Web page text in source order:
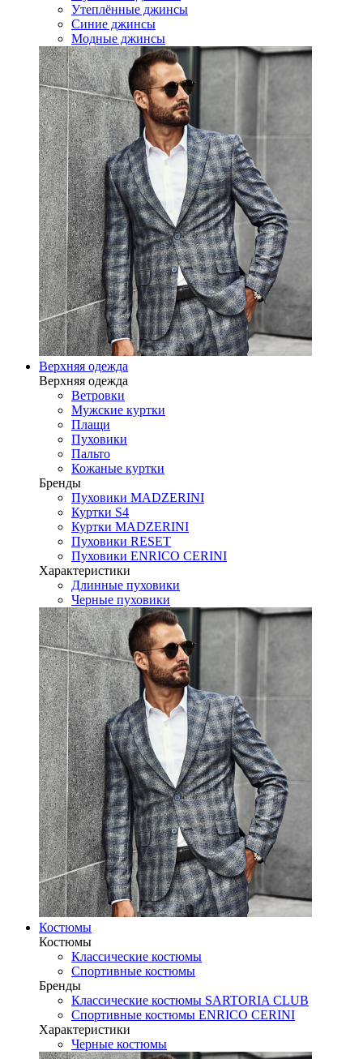
Утеплённые джинсы
Синие джинсы
Модные джинсы
Верхняя одежда
Верхняя одежда
Ветровки
Мужские куртки
Плащи
Пуховики
Пальто
Кожаные куртки
Бренды
Пуховики MADZERINI
Куртки S4
Куртки MADZERINI
Пуховики RESET
Пуховики ENRICO CERINI
Характеристики
Длинные пуховики
Черные пуховики
Костюмы
Костюмы
Классические костюмы
Спортивные костюмы
Бренды
Классические костюмы SARTORIA CLUB
Спортивные костюмы ENRICO CERINI
Характеристики
Черные костюмы